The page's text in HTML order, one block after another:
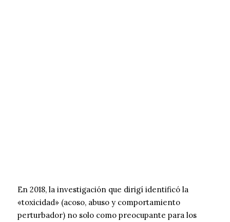
En 2018, la investigación que dirigí identificó la
«toxicidad» (acoso, abuso y comportamiento
perturbador) no solo como preocupante para los